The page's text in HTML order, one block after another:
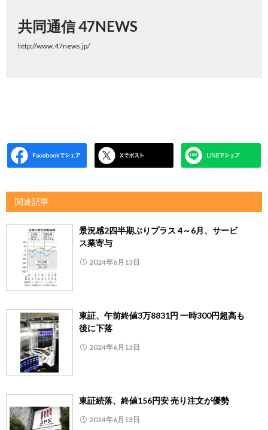
共同通信 47NEWS
http://www.47news.jp/
関連記事
景況感2四半期ぶりプラス 4～6月、サービ
ス業寄与
2024年6月13日
東証、午前終値3万8831円 一時300円超高も
後に下落
2024年6月13日
東証続落、終値156円安 売り注文が優勢
2024年6月13日